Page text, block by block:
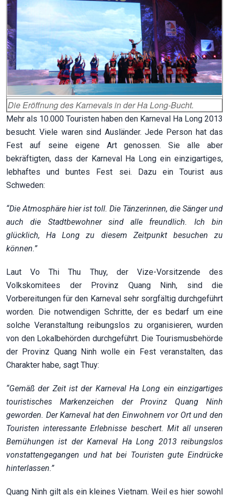
Die Eröffnung des Karnevals in der Ha Long-Bucht.
Mehr als 10.000 Touristen haben den Karneval Ha Long 2013
besucht. Viele waren sind Ausländer. Jede Person hat das
Fest auf seine eigene Art genossen. Sie alle aber
bekräftigten, dass der Karneval Ha Long ein einzigartiges,
lebhaftes und buntes Fest sei. Dazu ein Tourist aus
Schweden:
“Die Atmosphäre hier ist toll. Die Tänzerinnen, die Sänger und
auch die Stadtbewohner sind alle freundlich. Ich bin
glücklich, Ha Long zu diesem Zeitpunkt besuchen zu
können.”
Laut Vo Thi Thu Thuy, der Vize-Vorsitzende des
Volkskomitees der Provinz Quang Ninh, sind die
Vorbereitungen für den Karneval sehr sorgfältig durchgeführt
worden. Die notwendigen Schritte, der es bedarf um eine
solche Veranstaltung reibungslos zu organisieren, wurden
von den Lokalbehörden durchgeführt. Die Tourismusbehörde
der Provinz Quang Ninh wolle ein Fest veranstalten, das
Charakter habe, sagt Thuy:
“Gemäß der Zeit ist der Karneval Ha Long ein einzigartiges
touristisches Markenzeichen der Provinz Quang Ninh
geworden. Der Karneval hat den Einwohnern vor Ort und den
Touristen interessante Erlebnisse beschert. Mit all unseren
Bemühungen ist der Karneval Ha Long 2013 reibungslos
vonstattengegangen und hat bei Touristen gute Eindrücke
hinterlassen.”
Quang Ninh gilt als ein kleines Vietnam. Weil es hier sowohl